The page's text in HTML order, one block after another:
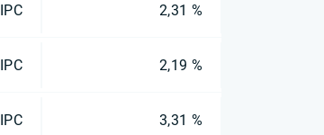
IPC 2,31 %
IPC 2,19 %
IPC 3,31 %